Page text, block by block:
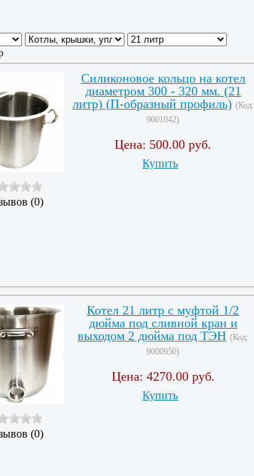
(0)
Силиконовое кольцо на котел
диаметром 300 - 320 мм. (21
литр) (П-образный профиль) (Код:
9001042)
Цена: 500.00 руб.
Купить
(0)
Котел 21 литр с муфтой 1/2
дюйма под сливной кран и
выходом 2 дюйма под ТЭН (Код:
9000950)
Цена: 4270.00 руб.
Купить